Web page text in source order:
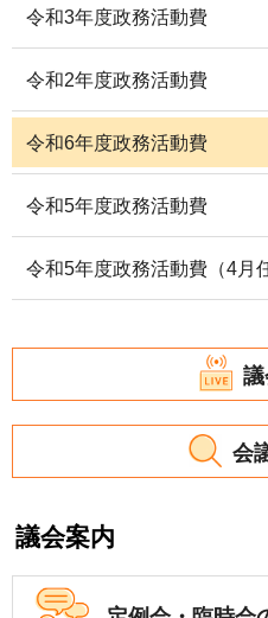
令和3年度政務活動費
令和2年度政務活動費
令和6年度政務活動費
令和5年度政務活動費
令和5年度政務活動費（4月
会
議会案内